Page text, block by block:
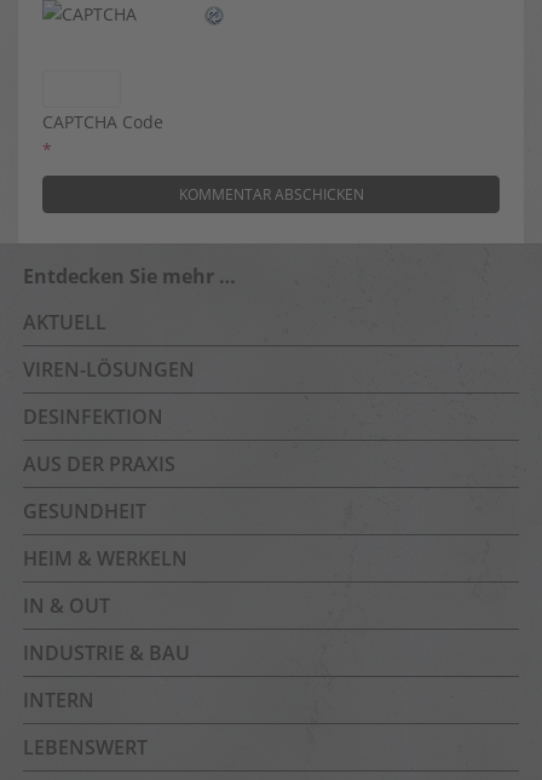
CAPTCHA Code
*
Entdecken Sie mehr …
AKTUELL
VIREN-LÖSUNGEN
DESINFEKTION
AUS DER PRAXIS
GESUNDHEIT
HEIM & WERKELN
IN & OUT
INDUSTRIE & BAU
INTERN
LEBENSWERT